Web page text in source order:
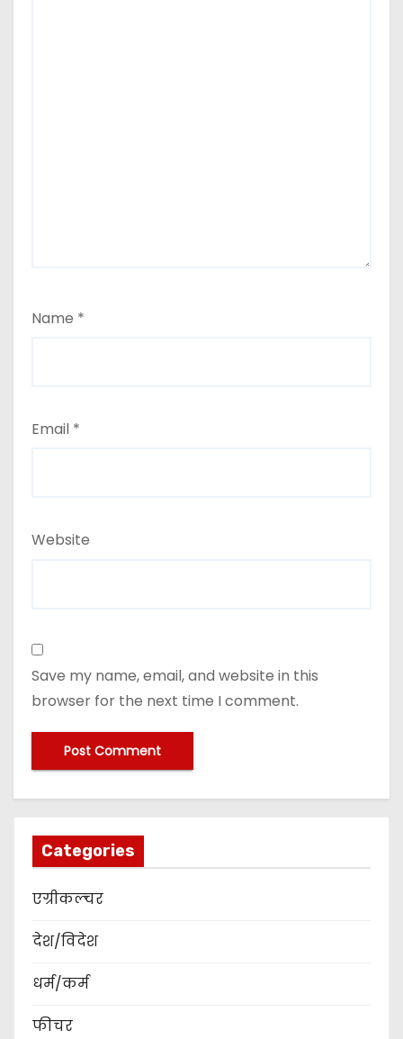
Name *
Email *
Website
Save my name, email, and website in this
browser for the next time I comment.
Categories
एग्रीकल्चर
देश/विदेश
धर्म/कर्म
फीचर